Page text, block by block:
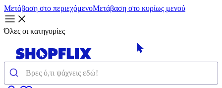
Μετάβαση στο περιεχόμενοΜετάβαση στο κυρίως μενού
Όλες οι κατηγορίες